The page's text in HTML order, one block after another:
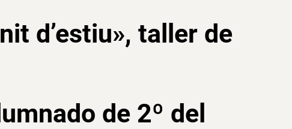
d’estiu», taller de
de 2º del